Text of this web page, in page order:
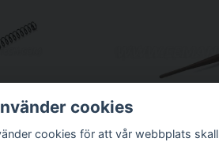
cookies
cookies för att vår webbplats skall